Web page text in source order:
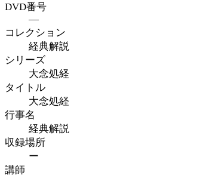
DVD番号
—
コレクション
経典解説
シリーズ
大念処経
タイトル
大念処経
行事名
経典解説
収録場所
ー
講師